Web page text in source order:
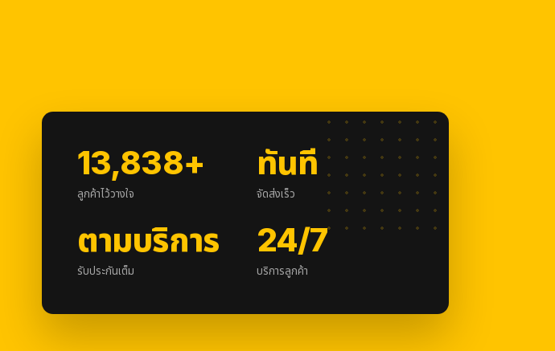
13,838+
ลูกค้าไว้วางใจ
ทันที
จัดส่งเร็ว
ตามบริการ
รับประกันเต็ม
24/7
บริการลูกค้า